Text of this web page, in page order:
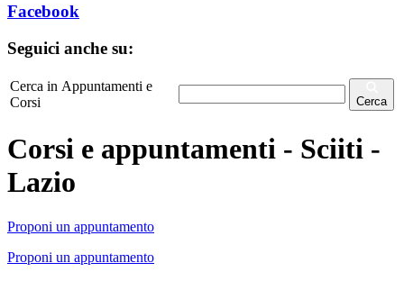
Facebook
Seguici anche su:
Cerca in Appuntamenti e
Corsi
Cerca
Corsi e appuntamenti - Sciiti -
Lazio
Proponi un appuntamento
Proponi un appuntamento